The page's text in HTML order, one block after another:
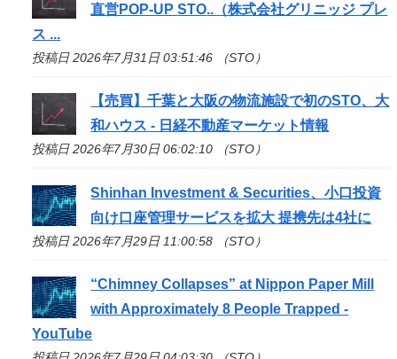
直営POP-UPSTO..（株式会社グリニッジ プレ
ス ...
投稿日 2026年7月31日 03:51:46 （STO）
【売買】千葉と大阪の物流施設で初のSTO、大
和ハウス - 日経不動産マーケット情報
投稿日 2026年7月30日 06:02:10 （STO）
Shinhan Investment & Securities、小口投資
向け口座管理サービスを拡大 提携先は4社に
投稿日 2026年7月29日 11:00:58 （STO）
“Chimney Collapses” at Nippon Paper Mill
with Approximately 8 People Trapped -
YouTube